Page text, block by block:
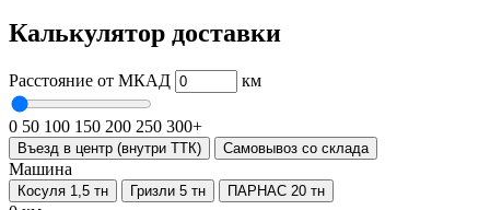
Калькулятор доставки
Расстояние от МКАД км
0 50 100 150 200 250 300+
Въезд в центр (внутри ТТК) Самовывоз со склада
Машина
Косуля 1,5 тн Гризли 5 тн ПАРНАС 20 тн